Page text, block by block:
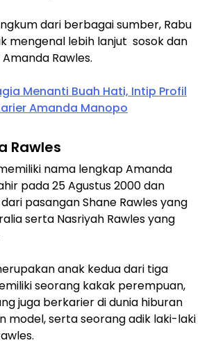
dari berbagai sumber, Rabu
mengenal lebih lanjut sosok dan
Rawles.
Menanti Buah Hati, Intip Profil
Amanda Manopo
Rawles
nama lengkap Amanda
pada 25 Agustus 2000 dan
pasangan Shane Rawles yang
serta Nasriyah Rawles yang
anak kedua dari tiga
seorang kakak perempuan,
juga berkarier di dunia hiburan
model, serta seorang adik laki-laki